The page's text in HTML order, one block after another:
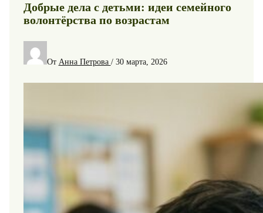
Добрые дела с детьми: идеи семейного
волонтёрства по возрастам
От Анна Петрова / 30 марта, 2026